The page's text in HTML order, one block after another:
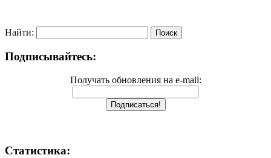
Найти:
Подписывайтесь:
Получать обновления на e-mail:
Статистика: